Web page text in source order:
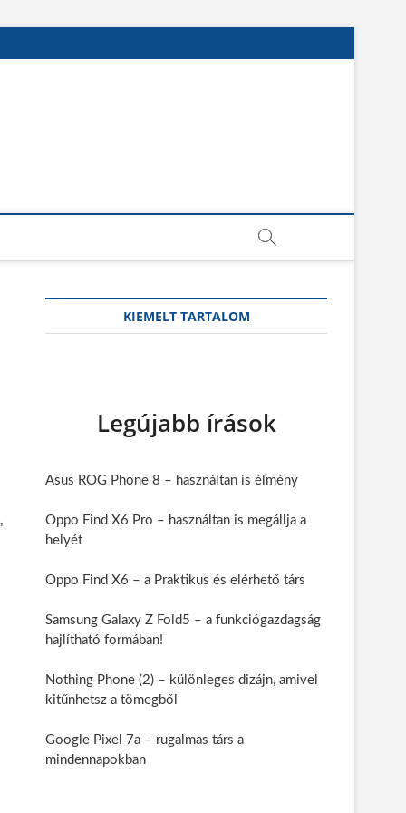
KIEMELT TARTALOM
Legújabb írások
Asus ROG Phone 8 – használtan is élmény
Oppo Find X6 Pro – használtan is megállja a
helyét
Oppo Find X6 – a Praktikus és elérhető társ
Samsung Galaxy Z Fold5 – a funkciógazdagság
hajlítható formában!
Nothing Phone (2) – különleges dizájn, amivel
kitűnhetsz a tömegből
Google Pixel 7a – rugalmas társ a
mindennapokban